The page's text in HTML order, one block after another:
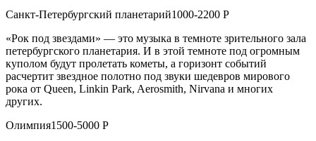
Санкт-Петербургский планетарий1000-2200 Р
«Рок под звездами» — это музыка в темноте зрительного зала
петербургского планетария. И в этой темноте под огромным
куполом будут пролетать кометы, а горизонт событий
расчертит звездное полотно под звуки шедевров мирового
рока от Queen, Linkin Park, Aerosmith, Nirvana и многих
других.
Олимпия1500-5000 Р